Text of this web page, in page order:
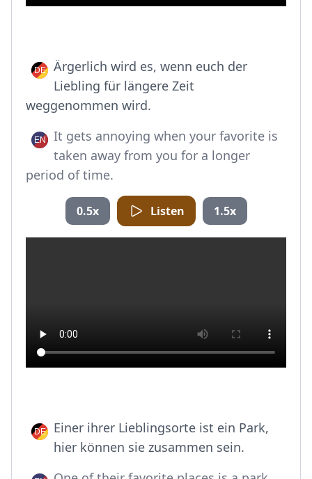
Ärgerlich wird es, wenn euch der
Liebling für längere Zeit
weggenommen wird.
It gets annoying when your favorite is
taken away from you for a longer
period of time.
0.5x Listen 1.5x
Einer ihrer Lieblingsorte ist ein Park,
hier können sie zusammen sein.